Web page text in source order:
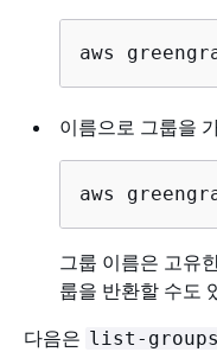
aws
이름으로 그룹을
aws
그룹 이름은 고유
룹을 반환할 수도
다음은 list-groups